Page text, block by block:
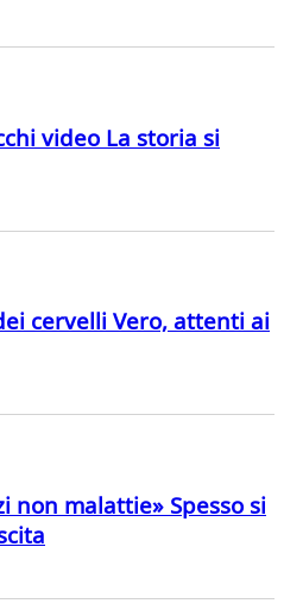
video La storia si
cervelli Vero, attenti ai
non malattie» Spesso si